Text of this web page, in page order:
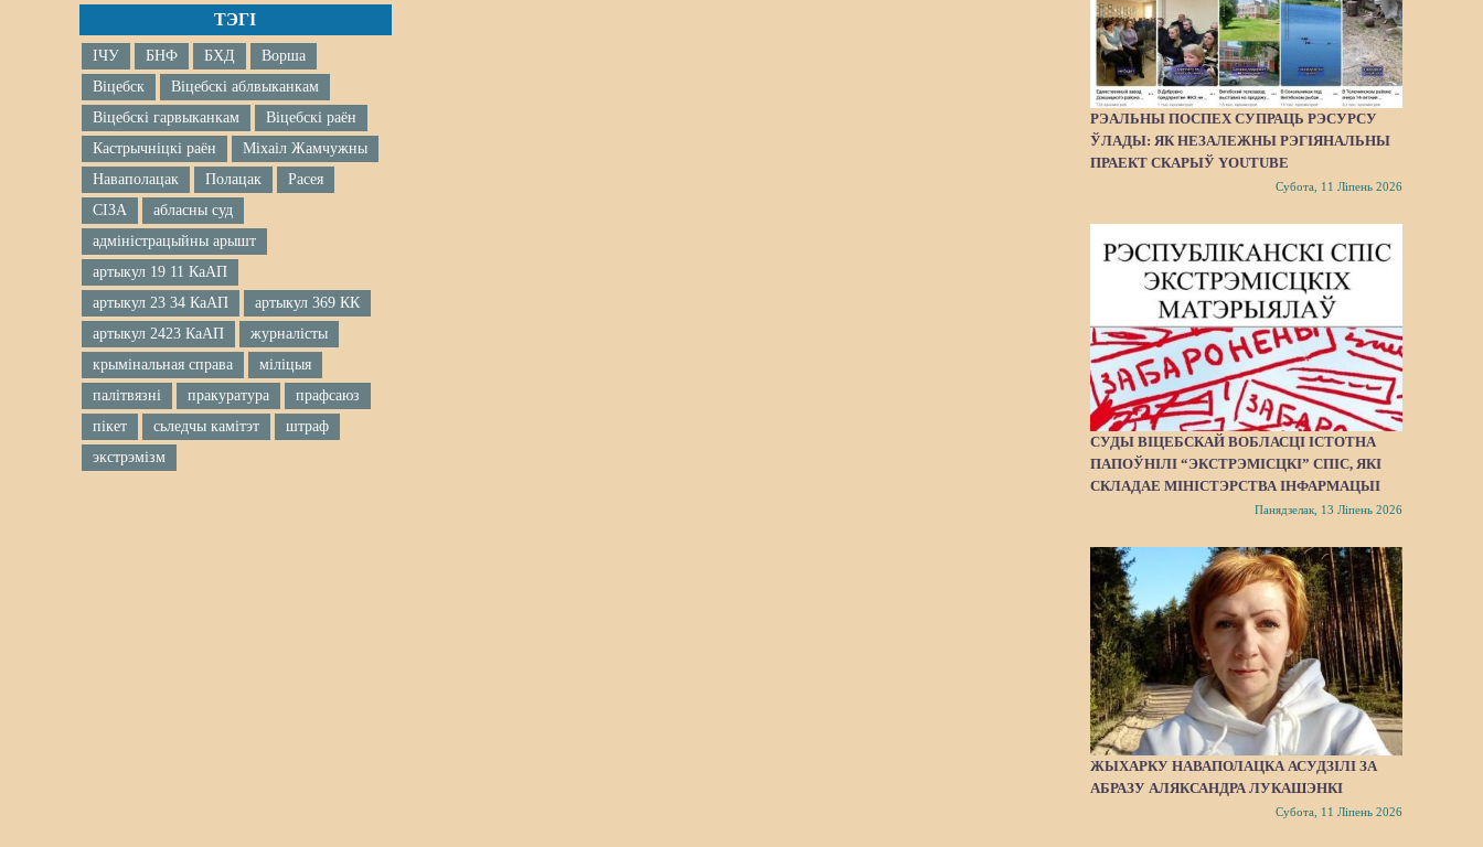
ТЭГІ
ІЧУ БНФ БХД
Ворша
Віцебск
Віцебскі аблвыканкам
Віцебскі гарвыканкам
Віцебскі раён
Кастрычніцкі раён
Міхаіл Жамчужны
Наваполацак
Полацак
Расея
СІЗА
абласны суд
адміністрацыйны арышт
артыкул 19 11 КаАП
артыкул 23 34 КаАП
артыкул 369 КК
артыкул 2423 КаАП
журналісты
крымінальная справа
міліцыя
палітвязні
пракуратура
прафсаюз
пікет
сьледчы камітэт
штраф
экстрэмізм
РЭАЛЬНЫ ПОСПЕХ СУПРАЦЬ РЭСУРСУ
ЎЛАДЫ: ЯК НЕЗАЛЕЖНЫ РЭГІЯНАЛЬНЫ
ПРАЕКТ СКАРЫЎ YOUTUBE
Субота, 11 Ліпень 2026
СУДЫ ВІЦЕБСКАЙ ВОБЛАСЦІ ІСТОТНА
ПАПОЎНІЛІ “ЭКСТРЭМІСЦКІ” СПІС, ЯКІ
СКЛАДАЕ МІНІСТЭРСТВА ІНФАРМАЦЫІ
Панядзелак, 13 Ліпень 2026
ЖЫХАРКУ НАВАПОЛАЦКА АСУДЗІЛІ ЗА
АБРАЗУ АЛЯКСАНДРА ЛУКАШЭНКІ
Субота, 11 Ліпень 2026